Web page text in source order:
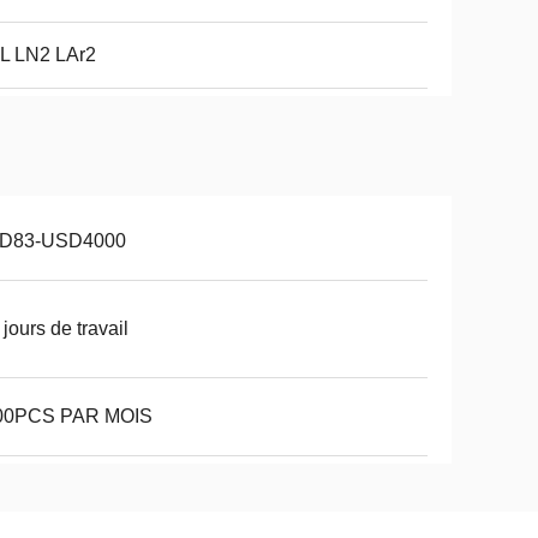
LN2 LAr2
USD4000
de travail
PAR MOIS